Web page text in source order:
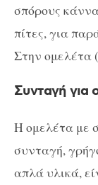
σπόρους
πίτες, για
Στην ομελέτα
Συνταγή για
Η ομελέτα με
συνταγή,
απλά υλικά,